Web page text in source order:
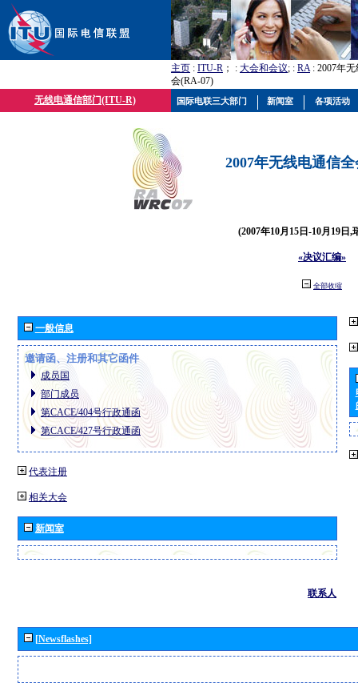
主页 : ITU-R ； : 大会和会议; : RA: 2007年
会(RA-07)
无线电通信部门(ITU-R)
2007年无线电通信
(2007年10月15日-10月19日,
«决议汇编»
全部收缩
一般信息
邀请函、注册和其它函件
成员国
部门成员
第CACE/404号行政通函
第CACE/427号行政通函
代表注册
相关大会
新闻室
联系人
[Newsflashes]
国际电联三大部门 新闻室 各项活动